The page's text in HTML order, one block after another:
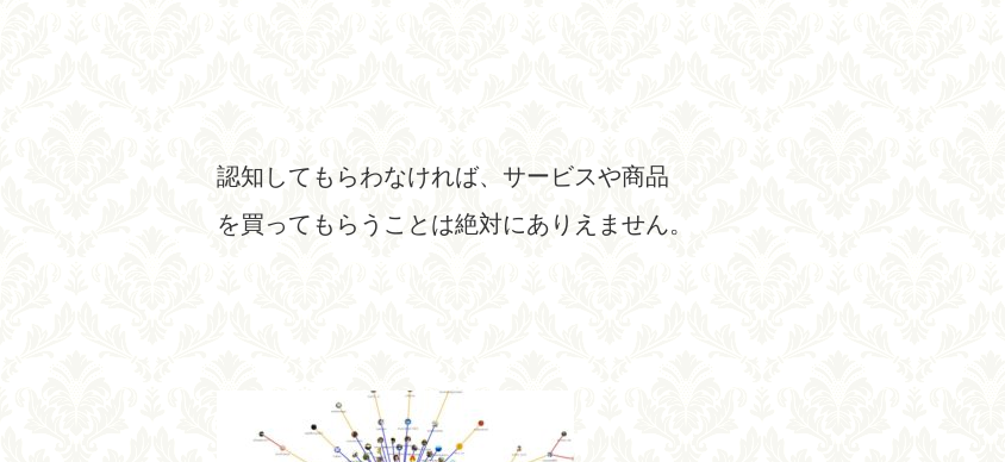
認知してもらわなければ、サービスや商品
を買ってもらうことは絶対にありえません。